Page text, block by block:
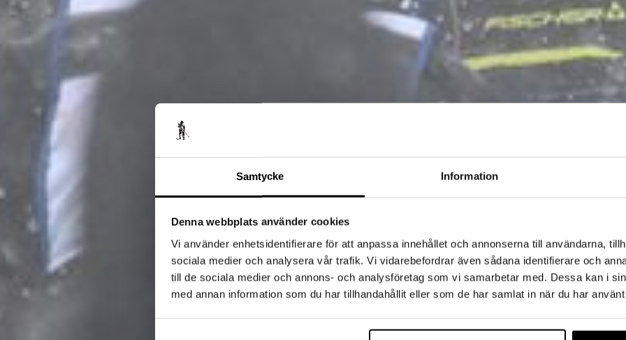
Samtycke Information
Denna webbplats använder cookies
Vi använder enhetsidentifierare för att anpassa innehållet och annonserna till användarna,
sociala medier och analysera vår trafik. Vi vidarebefordrar även sådana identifierare och
till de sociala medier och annons- och analysföretag som vi samarbetar med. Dessa kan i
med annan information som du har tillhandahållit eller som de har samlat in när du har